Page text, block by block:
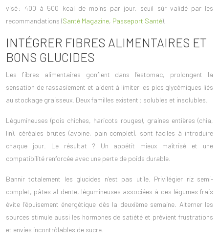
visé : 400 à 500 kcal de moins par jour, seuil sûr validé par les
recommandations (Santé Magazine, Passeport Santé).
INTÉGRER FIBRES ALIMENTAIRES ET
BONS GLUCIDES
Les fibres alimentaires gonflent dans l’estomac, prolongent la
sensation de rassasiement et aident à limiter les pics glycémiques liés
au stockage graisseux. Deux familles existent : solubles et insolubles.
Légumineuses (pois chiches, haricots rouges), graines entières (chia,
lin), céréales brutes (avoine, pain complet), sont faciles à introduire
chaque jour. Le résultat ? Un appétit mieux maîtrisé et une
compatibilité renforcée avec une perte de poids durable.
Bannir totalement les glucides n’est pas utile. Privilégier riz semi-
complet, pâtes al dente, légumineuses associées à des légumes frais
évite l’épuisement énergétique dès la deuxième semaine. Alterner les
sources stimule aussi les hormones de satiété et prévient frustrations
et envies incontrôlables de sucre.